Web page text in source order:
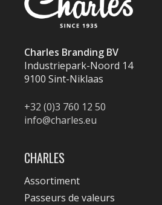
Charles Branding BV
Industriepark-Noord 14
9100 Sint-Niklaas
+32 (0)3 760 12 50
info@charles.eu
CHARLES
Assortiment
Passeurs de valeurs